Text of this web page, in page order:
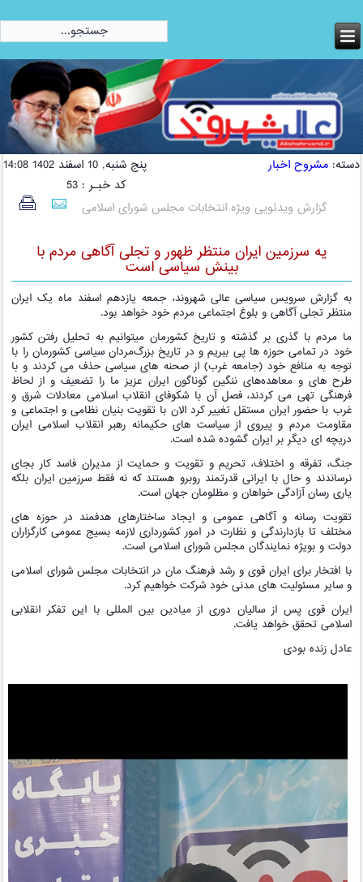
دسته:مشروح اخبار
پنج شنبه, 10 اسفند 1402 14:08
کد خبـر : 53
گزارش ویدئویی ویژه انتخابات مجلس شورای اسلامی
یه سرزمین ایران منتظر ظهور و تجلی آگاهی مردم با
بینش سیاسی است
به گزارش سرویس سیاسی عالی شهروند، جمعه یازدهم اسفند ماه یک ایران
منتظر تجلی آگاهی و بلوغ اجتماعی مردم خود خواهد بود.
ما مردم با گذری بر گذشته و تاریخ کشورمان میتوانیم به تحلیل رفتن کشور
خود در تمامی حوزه ها پی ببریم و در تاریخ بزرگ‌مردان سیاسی کشورمان را با
توجه به منافع خود (جامعه غرب) از صحنه های سیاسی حذف می کردند و با
طرح های و معاهده‌های ننگین گوناگون ایران عزیز ما را تضعیف و از لحاظ
فرهنگی تهی می کردند، فصل آن با شکوفای انقلاب اسلامی معادلات شرق و
غرب با حضور ایران مستقل تغییر کرد الان با تقویت بنیان نظامی و اجتماعی و
مقاومت مردم و پیروی از سیاست های حکیمانه رهبر انقلاب اسلامی ایران
دریچه ای دیگر بر ایران گشوده شده است.
جنگ، تفرقه و اختلاف، تحریم و تقویت و حمایت از مدیران فاسد کار بجای
نرساندند و حال با ایرانی قدرتمند روبرو هستند که نه فقط سرزمین ایران بلکه
یاری رسان آزادگی خواهان و مظلومان جهان است.
تقویت رسانه و آگاهی عمومی و ایجاد ساختارهای هدفمند در حوزه های
مختلف تا بازدارندگی و نظارت در امور کشورداری لازمه بسیج عمومی کارگزاران
دولت و بویژه نمایندگان مجلس شورای اسلامی است.
با افتخار برای ایران قوی و رشد فرهنگ مان در انتخابات مجلس شورای اسلامی
و سایر مسئولیت های مدنی خود شرکت خواهیم کرد.
ایران قوی پس از سالیان دوری از میادین بین المللی با این تفکر انقلابی
اسلامی تحقق خواهد یافت.
عادل زنده بودی